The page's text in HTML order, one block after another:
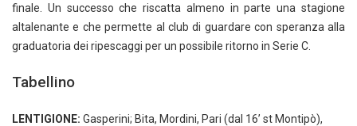
finale. Un successo che riscatta almeno in parte una stagione
altalenante e che permette al club di guardare con speranza alla
graduatoria dei ripescaggi per un possibile ritorno in Serie C.
Tabellino
LENTIGIONE: Gasperini; Bita, Mordini, Pari (dal 16’ st Montipò),